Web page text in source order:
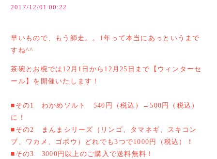
2017/12/01 00:22
早いもので、もう師走。。1年って本当にあっというまで
すね^^
茶碗とお椀では12月1日から12月25日まで【ウィンターセ
ール】を開催いたします！
■その1 わかめソルト 540円（税込）→500円（税込）
に！
■その2 まんまシリーズ（リンゴ、タマネギ、スキコン
ブ、ワカメ、ゴボウ）どれでも3つで1000円（税込）！
■その3 3000円以上のご購入で送料無料！